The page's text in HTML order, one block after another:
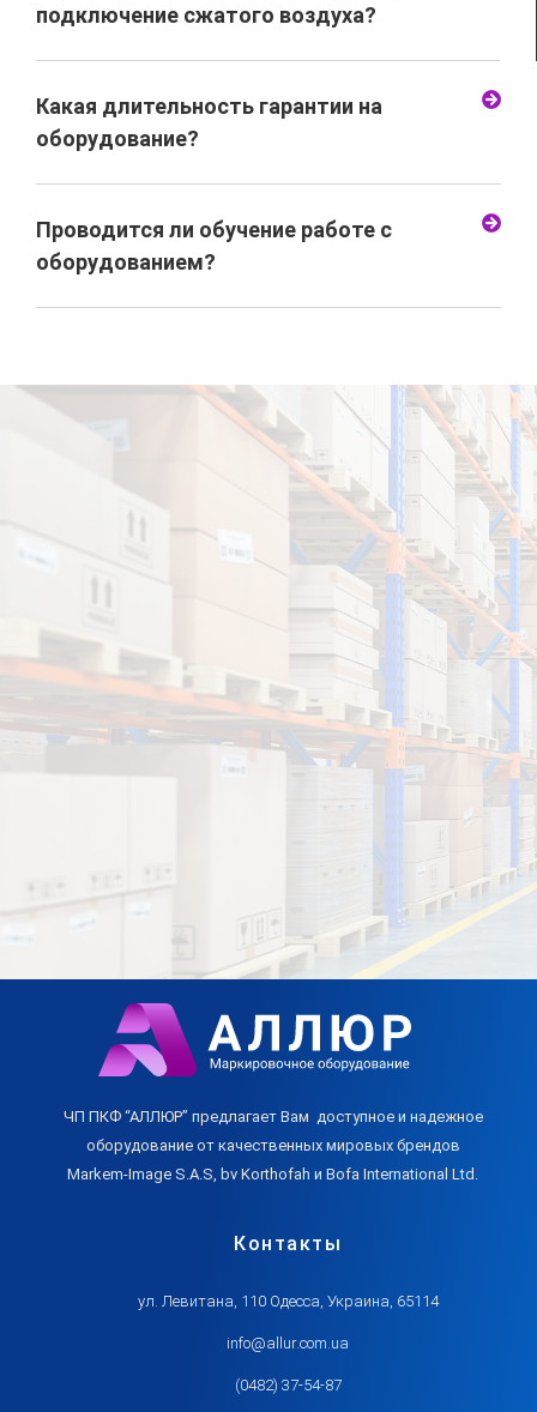
подключение сжатого воздуха?
Какая длительность гарантии на
оборудование?
Проводится ли обучение работе с
оборудованием?
ЧП ПКФ “АЛЛЮР” предлагает Вам доступное и надежное
оборудование от качественных мировых брендов
Markem-Image S.A.S, bv Korthofah и Bofa International Ltd.
Контакты
ул. Левитана, 110 Одесса, Украина, 65114
info@allur.com.ua
(0482) 37-54-87